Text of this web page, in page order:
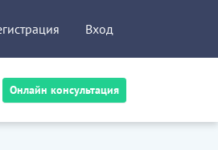
Онлайн консультация
Вход